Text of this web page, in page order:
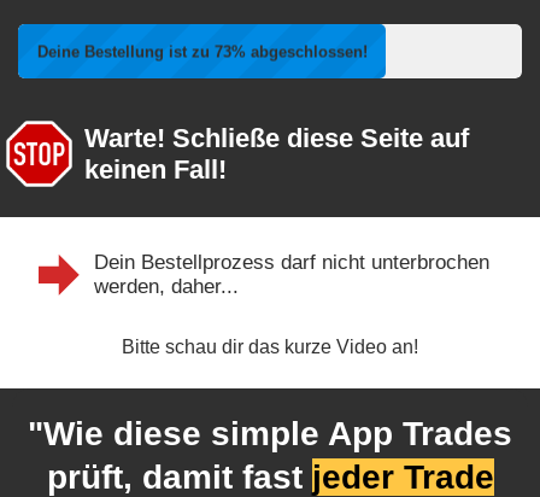
Deine Bestellung ist zu 73% abgeschlossen!
Warte! Schließe diese Seite auf
keinen Fall!
Dein Bestellprozess darf nicht unterbrochen
werden, daher...
Bitte schau dir das kurze Video an!
"Wie diese simple App Trades
prüft, damit fast jeder Trade